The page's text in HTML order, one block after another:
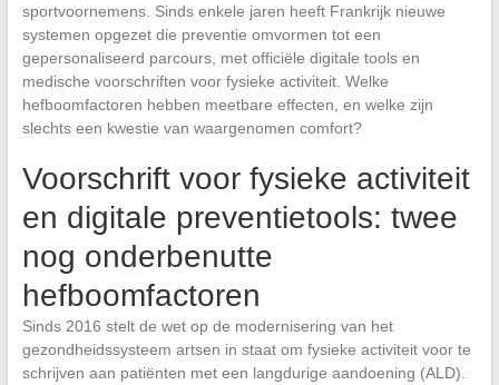
sportvoornemens. Sinds enkele jaren heeft Frankrijk nieuwe
systemen opgezet die preventie omvormen tot een
gepersonaliseerd parcours, met officiële digitale tools en
medische voorschriften voor fysieke activiteit. Welke
hefboomfactoren hebben meetbare effecten, en welke zijn
slechts een kwestie van waargenomen comfort?
Voorschrift voor fysieke activiteit
en digitale preventietools: twee
nog onderbenutte
hefboomfactoren
Sinds 2016 stelt de wet op de modernisering van het
gezondheidssysteem artsen in staat om fysieke activiteit voor te
schrijven aan patiënten met een langdurige aandoening (ALD).